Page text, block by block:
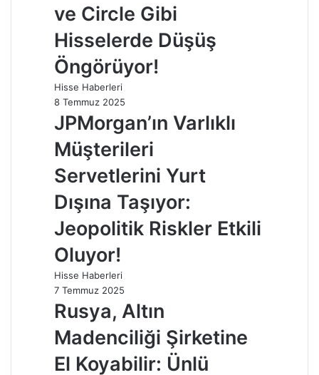
ve Circle Gibi
Hisselerde Düşüş
Öngörüyor!
Hisse Haberleri
8 Temmuz 2025
JPMorgan’ın Varlıklı
Müşterileri
Servetlerini Yurt
Dışına Taşıyor:
Jeopolitik Riskler Etkili
Oluyor!
Hisse Haberleri
7 Temmuz 2025
Rusya, Altın
Madenciliği Şirketine
El Koyabilir: Ünlü